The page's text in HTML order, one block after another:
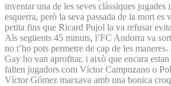
inventar una de les seves clàssiques
esquerra, però la seva passada de la mort es
petita fins que Ricard Pujol la va refusar
Als següents 45 minuts, l’FC Andorra va
no t’ho pots permetre de cap de les
Gay ho van aprofitar, i això que encara
falten jugadors com Víctor Campuzano o
Víctor Gómez marxava amb una bonica